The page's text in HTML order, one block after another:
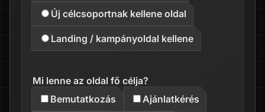
Új célcsoportnak kellene oldal
Landing / kampányoldal kellene
Mi lenne az oldal fő célja?
Bemutatkozás
Ajánlatkérés